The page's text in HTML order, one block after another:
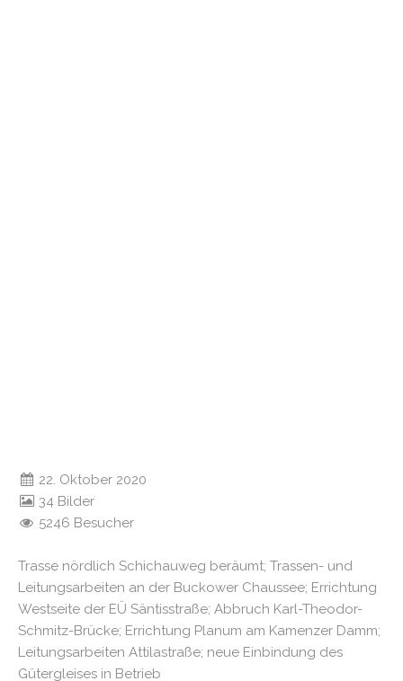
22. Oktober 2020
34 Bilder
5246 Besucher
Trasse nördlich Schichauweg beräumt; Trassen- und
Leitungsarbeiten an der Buckower Chaussee; Errichtung
Westseite der EÜ Säntisstraße; Abbruch Karl-Theodor-
Schmitz-Brücke; Errichtung Planum am Kamenzer Damm;
Leitungsarbeiten Attilastraße; neue Einbindung des
Gütergleises in Betrieb